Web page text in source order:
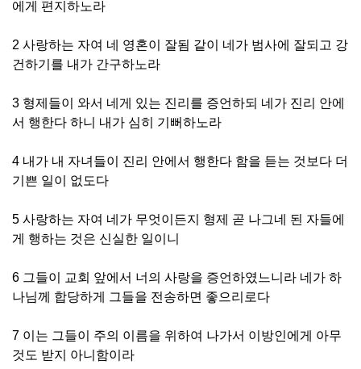
에게 편지하노라
2 사랑하는 자여 네 영혼이 잘됨 같이 네가 범사에 잘되고 강
건하기를 내가 간구하노라
3 형제들이 와서 네게 있는 진리를 증언하되 네가 진리 안에
서 행한다 하니 내가 심히 기뻐하노라
4 내가 내 자녀들이 진리 안에서 행한다 함을 듣는 것보다 더
기쁜 일이 없도다
5 사랑하는 자여 네가 무엇이든지 형제 곧 나그네 된 자들에
게 행하는 것은 신실한 일이니
6 그들이 교회 앞에서 너의 사랑을 증언하였느니라 네가 하
나님께 합당하게 그들을 전송하면 좋으리로다
7 이는 그들이 주의 이름을 위하여 나가서 이방인에게 아무
것도 받지 아니함이라